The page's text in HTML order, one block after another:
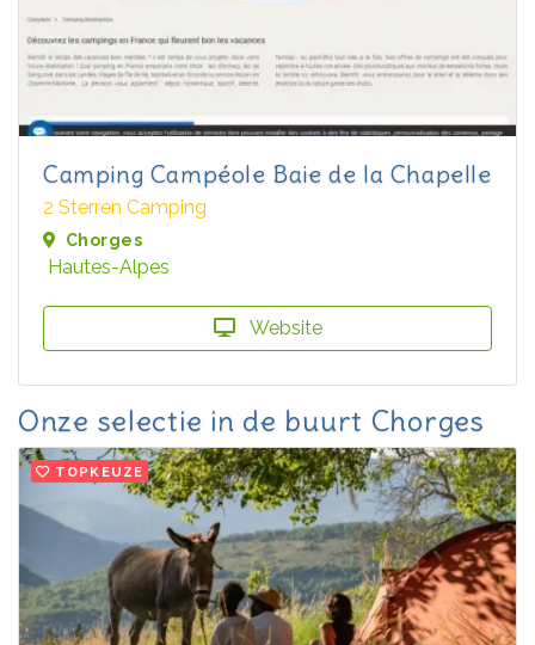
Camping Campéole Baie de la Chapelle
2 Sterren Camping
Chorges
Hautes-Alpes
Website
Onze selectie in de buurt Chorges
TOPKEUZE